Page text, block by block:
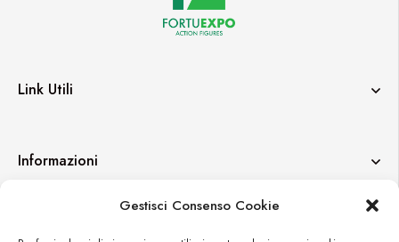
Gestisci Consenso Cookie
Link Utili
Informazioni